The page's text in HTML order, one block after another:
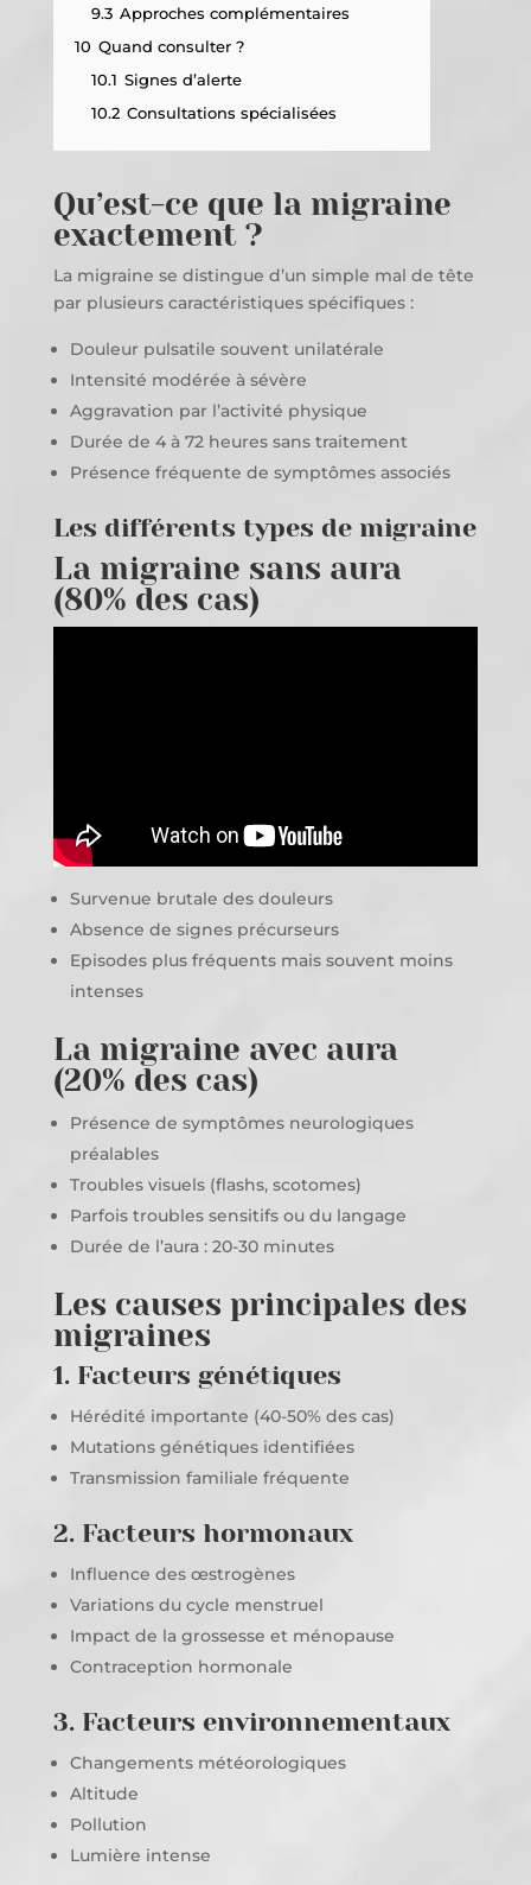
9.3 Approches complémentaires
10 Quand consulter ?
10.1 Signes d’alerte
10.2 Consultations spécialisées
Qu’est-ce que la migraine
exactement ?
La migraine se distingue d’un simple mal de tête
par plusieurs caractéristiques spécifiques :
Douleur pulsatile souvent unilatérale
Intensité modérée à sévère
Aggravation par l’activité physique
Durée de 4 à 72 heures sans traitement
Présence fréquente de symptômes associés
Les différents types de migraine
La migraine sans aura
(80% des cas)
Survenue brutale des douleurs
Absence de signes précurseurs
Episodes plus fréquents mais souvent moins
intenses
La migraine avec aura
(20% des cas)
Présence de symptômes neurologiques
préalables
Troubles visuels (flashs, scotomes)
Parfois troubles sensitifs ou du langage
Durée de l’aura : 20-30 minutes
Les causes principales des
migraines
1. Facteurs génétiques
Hérédité importante (40-50% des cas)
Mutations génétiques identifiées
Transmission familiale fréquente
2. Facteurs hormonaux
Influence des œstrogènes
Variations du cycle menstruel
Impact de la grossesse et ménopause
Contraception hormonale
3. Facteurs environnementaux
Changements météorologiques
Altitude
Pollution
Lumière intense